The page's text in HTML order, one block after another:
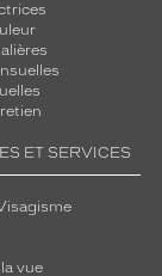
ET SERVICES
vue